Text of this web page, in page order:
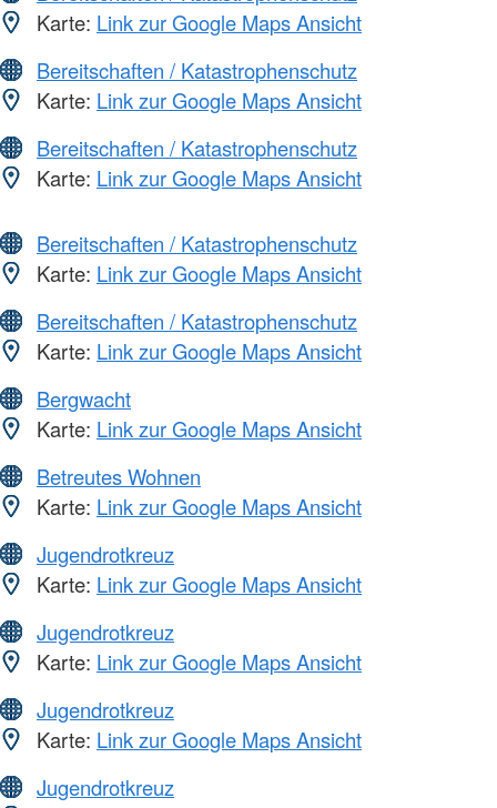
Karte: Link zur Google Maps Ansicht
Bereitschaften / Katastrophenschutz
Karte: Link zur Google Maps Ansicht
Bereitschaften / Katastrophenschutz
Karte: Link zur Google Maps Ansicht
Bereitschaften / Katastrophenschutz
Karte: Link zur Google Maps Ansicht
Bereitschaften / Katastrophenschutz
Karte: Link zur Google Maps Ansicht
Bergwacht
Karte: Link zur Google Maps Ansicht
Betreutes Wohnen
Karte: Link zur Google Maps Ansicht
Jugendrotkreuz
Karte: Link zur Google Maps Ansicht
Jugendrotkreuz
Karte: Link zur Google Maps Ansicht
Jugendrotkreuz
Karte: Link zur Google Maps Ansicht
Jugendrotkreuz